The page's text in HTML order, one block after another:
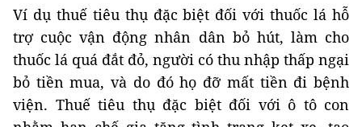
Ví dụ thuế tiêu thụ đặc biệt đối với thuốc lá hỗ
trợ cuộc vận động nhân dân bỏ hút, làm cho
thuốc lá quá đắt đỏ, người có thu nhập thấp ngại
bỏ tiền mua, và do đó họ đỡ mất tiền đi bệnh
viện. Thuế tiêu thụ đặc biệt đối với ô tô con